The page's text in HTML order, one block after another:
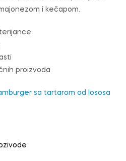
i kečapom.
proizvoda
sa tartarom od lososa